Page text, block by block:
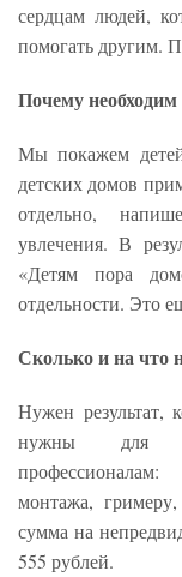
сердцам людей,
помогать другим.
Почему
Мы покажем
детских домов
отдельно,
увлечения. В
«Детям пора
отдельности. Это
Сколько и на что
Нужен результат,
нужны для
монтажа,
сумма на
555 рублей.